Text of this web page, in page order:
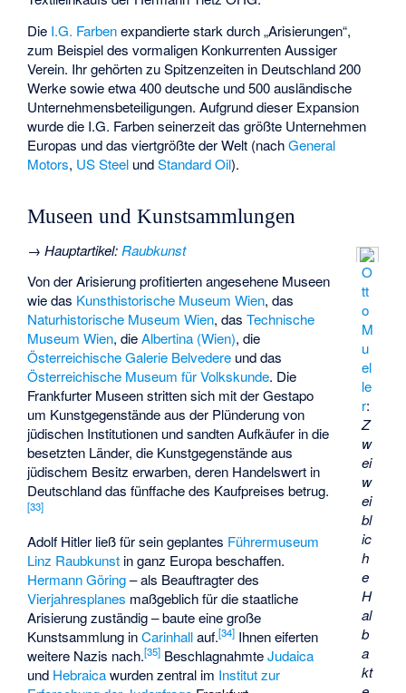
Die I.G. Farbenexpandierte stark durch „Arisierungen“,
zum Beispiel des vormaligen KonkurrentenAussiger
Verein. Ihr gehörten zu Spitzenzeiten in Deutschland 200
Werke sowie etwa 400 deutsche und 500 ausländische
Unternehmensbeteiligungen. Aufgrund dieser Expansion
wurde die I.G. Farben seinerzeit das größte Unternehmen
Europas und das viertgrößte der Welt (nachGeneral
Motors, US Steel undStandard Oil).
Museen und Kunstsammlungen
O
tt
o
M
u
el
le
r:
Z
w
ei
w
ei
bl
ic
h
e
H
al
b
a
kt
→Hauptartikel: Raubkunst
Von der Arisierung profitierten angesehene Museen
wie das Kunsthistorische Museum Wien, das
Naturhistorische Museum Wien, dasTechnische
Museum Wien, dieAlbertina (Wien), die
Österreichische Galerie Belvedere und das
Österreichische Museum für Volkskunde. Die
Frankfurter Museen stritten sich mit der Gestapo
um Kunstgegenstände aus der Plünderung von
jüdischen Institutionen und sandten Aufkäufer in die
besetzten Länder, die Kunstgegenstände aus
jüdischem Besitz erwarben, deren Handelswert in
Deutschland das fünffache des Kaufpreises betrug.
[33]
Adolf Hitler ließ für sein geplantes Führermuseum
Linz Raubkunst in ganz Europa beschaffen.
Hermann Göring– als Beauftragter des
Vierjahresplanes maßgeblich für die staatliche
Arisierung zuständig – baute eine große
Kunstsammlung inCarinhallauf.[34] Ihnen eiferten
weitere Nazis nach.[35] BeschlagnahmteJudaica
und Hebraicawurden zentral im Institut zur